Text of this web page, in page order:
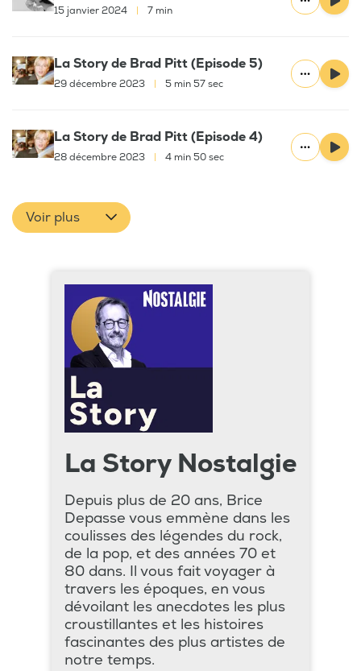
15 janvier 2024 7 min
La Story de Brad Pitt (Episode 5)
29 décembre 2023 5 min 57 sec
La Story de Brad Pitt (Episode 4)
28 décembre 2023 4 min 50 sec
Voir plus
La Story Nostalgie
Depuis plus de 20 ans, Brice
Depasse vous emmène dans les
coulisses des légendes du rock,
de la pop, et des années 70 et
80 dans. Il vous fait voyager à
travers les époques, en vous
dévoilant les anecdotes les plus
croustillantes et les histoires
fascinantes des plus artistes de
notre temps.